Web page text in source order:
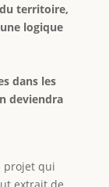
territoire,
logique
dans les
deviendra
projet qui